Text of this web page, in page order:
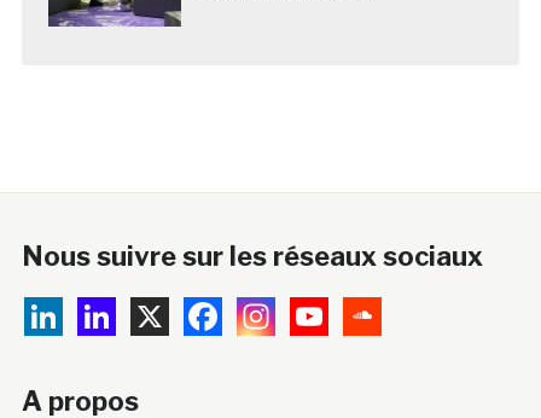
Nous suivre sur les réseaux sociaux
A propos